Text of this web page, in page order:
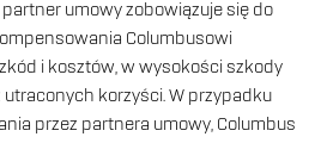
umowy zobowiązuje się do
Columbusowi
i kosztów, w wysokości szkody
korzyści. W przypadku
przez partnera umowy, Columbus